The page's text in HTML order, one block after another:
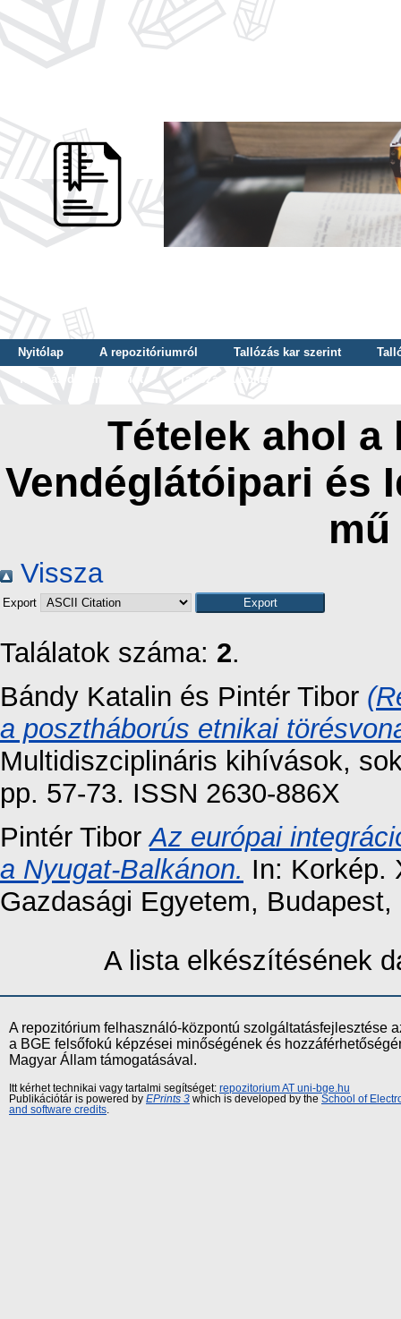
Nyitólap A repozitóriumról Tallózás kar szerint
Tallózás dátum szerint
Tallózás tudományterület szerint
Tételek ahol
Vendéglátóipari és
Vissza
Export
Találatok száma: 2.
Bándy Katalin és Pintér Tibor
a posztháborús etnikai
Multidiszciplináris kihívások,
pp. 57-73. ISSN 2630-886X
Pintér Tibor Az európai
a Nyugat-Balkánon. In: Korkép.
Gazdasági Egyetem,
A lista elkészítésének
A repozitórium felhasználó-központú szolgáltatásfejlesztése
a BGE felsőfokú képzései minőségének és
Magyar Állam támogatásával.
Itt kérhet technikai vagy tartalmi segítséget: repozitorium AT uni-bge.hu
Publikációtár is powered by EPrints 3 which is developed by the School of
and software credits